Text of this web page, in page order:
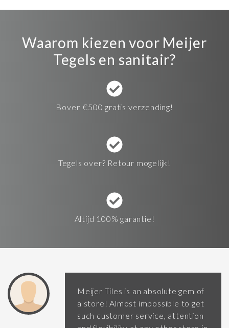
Waarom kiezen voor Meijer
Tegels en sanitair?
Boven €500 gratis verzending!
Tegels over? Retour mogelijk!
Altijd 100% garantie!
Meijer Tiles is an absolute gem of
a store! Almost impossible to get
such customer service, attention